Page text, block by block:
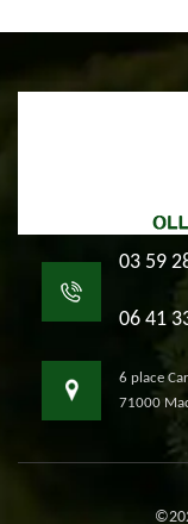
03 59
06 41
6 place
71000